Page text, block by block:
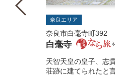
奈良エリア
奈良市白毫寺町392
白毫寺
天智天皇の皇子、志
荘跡に建てられたと